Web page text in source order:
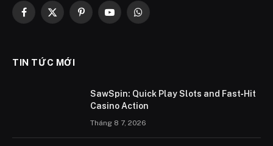
Facebook
X
PinterestYouTubeWhatsApp
TIN TỨC MỚI
SawSpin: Quick Play Slots and Fast‑Hit
Casino Action
Tháng 8 7, 2026